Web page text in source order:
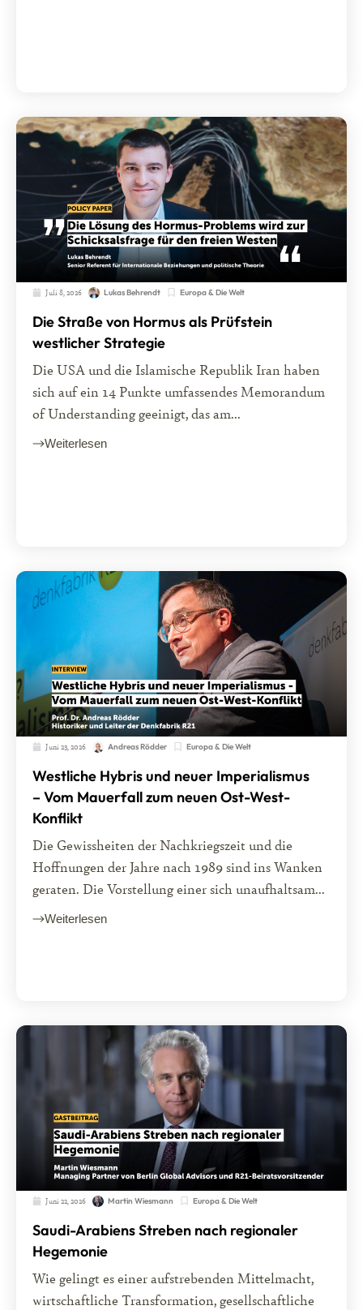
Juli 8, 2026 Lukas Behrendt Europa & Die Welt
Die Straße von Hormus als Prüfstein
westlicher Strategie
Die USA und die Islamische Republik Iran haben
sich auf ein 14 Punkte umfassendes Memorandum
of Understanding geeinigt, das am...
Weiterlesen
Juni 23, 2026 Andreas Rödder Europa & Die Welt
Westliche Hybris und neuer Imperialismus
– Vom Mauerfall zum neuen Ost-West-
Konflikt
Die Gewissheiten der Nachkriegszeit und die
Hoffnungen der Jahre nach 1989 sind ins Wanken
geraten. Die Vorstellung einer sich unaufhaltsam...
Weiterlesen
Juni 22, 2026 Martin Wiesmann Europa & Die Welt
Saudi-Arabiens Streben nach regionaler
Hegemonie
Wie gelingt es einer aufstrebenden Mittelmacht,
wirtschaftliche Transformation, gesellschaftliche